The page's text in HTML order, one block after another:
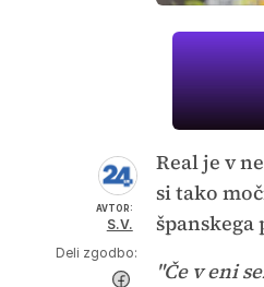
AVTOR:
S.V.
Deli zgodbo:
Real je v
si tako
"Če v eni